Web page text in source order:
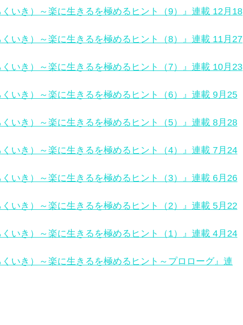
いき）～楽に生きるを極めるヒント（9）』連載 12月18
いき）～楽に生きるを極めるヒント（8）』連載 11月27
いき）～楽に生きるを極めるヒント（7）』連載 10月23
いき）～楽に生きるを極めるヒント（6）』連載 9月25
いき）～楽に生きるを極めるヒント（5）』連載 8月28
いき）～楽に生きるを極めるヒント（4）』連載 7月24
いき）～楽に生きるを極めるヒント（3）』連載 6月26
いき）～楽に生きるを極めるヒント（2）』連載 5月22
いき）～楽に生きるを極めるヒント（1）』連載 4月24
いき）～楽に生きるを極めるヒント～プロローグ』連